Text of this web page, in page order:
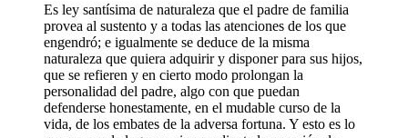
Es ley santísima de naturaleza que el padre de familia
provea al sustento y a todas las atenciones de los que
engendró; e igualmente se deduce de la misma
naturaleza que quiera adquirir y disponer para sus hijos,
que se refieren y en cierto modo prolongan la
personalidad del padre, algo con que puedan
defenderse honestamente, en el mudable curso de la
vida, de los embates de la adversa fortuna. Y esto es lo